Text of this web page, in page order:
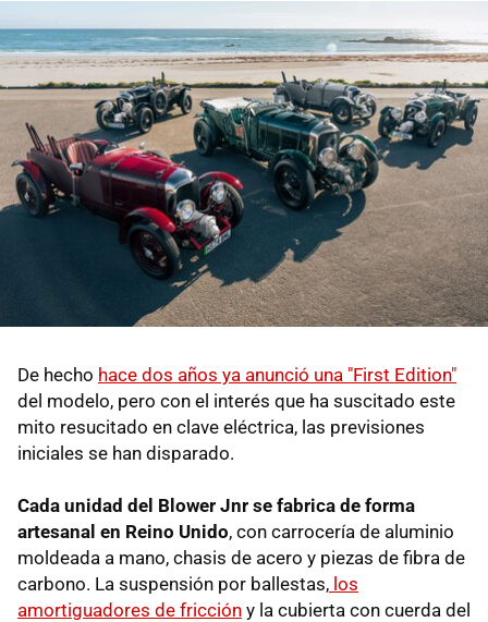
De hecho hace dos años ya anunció una "First Edition"
del modelo, pero con el interés que ha suscitado este
mito resucitado en clave eléctrica, las previsiones
iniciales se han disparado.
Cada unidad del Blower Jnr se fabrica de forma
artesanal en Reino Unido, con carrocería de aluminio
moldeada a mano, chasis de acero y piezas de fibra de
carbono. La suspensión por ballestas, los
amortiguadores de fricción y la cubierta con cuerda del